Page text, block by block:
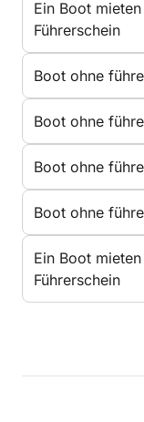
Ein Boot
Führerschein
Boot ohne
Boot ohne
Boot ohne
Boot ohne
Ein Boot
Führerschein